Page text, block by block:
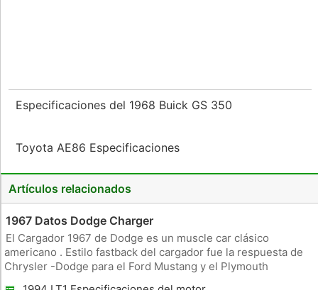
Especificaciones del 1968 Buick GS 350
Toyota AE86 Especificaciones
Artículos relacionados
1967 Datos Dodge Charger
El Cargador 1967 de Dodge es un muscle car clásico
americano . Estilo fastback del cargador fue la respuesta de
Chrysler -Dodge para el Ford Mustang y el Plymouth